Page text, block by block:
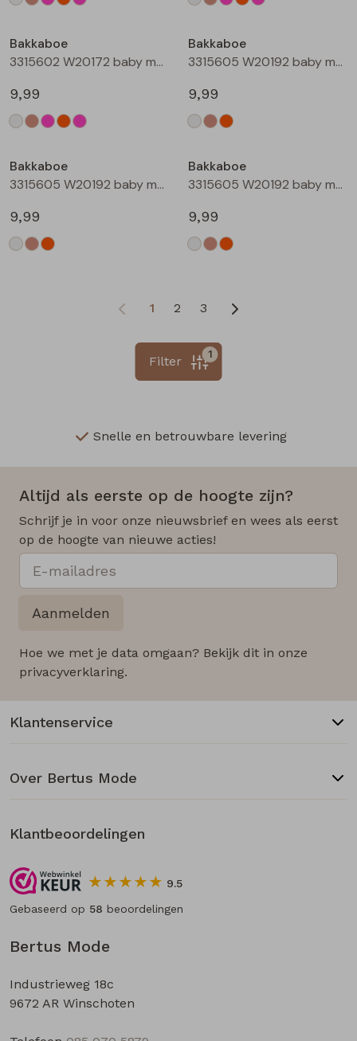
Bakkaboe
3315602 W20172 baby meisjes T-shirt lm Rose
9,99
Bakkaboe
3315605 W20192 baby meisjes T-shirt lm Cream
9,99
Bakkaboe
3315605 W20192 baby meisjes T-shirt lm Taupe
9,99
Bakkaboe
3315605 W20192 baby meisjes T-shirt lm Perzik
9,99
1 2 3
1
Filter
Snelle en betrouwbare levering
Altijd als eerste op de hoogte zijn?
Schrijf je in voor onze nieuwsbrief en wees als eerst
op de hoogte van nieuwe acties!
Aanmelden
Hoe we met je data omgaan? Bekijk dit in onze
privacyverklaring.
Bertus Mode
Industrieweg 18c
9672 AR Winschoten
Klantenservice
Over Bertus Mode
Klantbeoordelingen
9.5
Gebaseerd op 58 beoordelingen